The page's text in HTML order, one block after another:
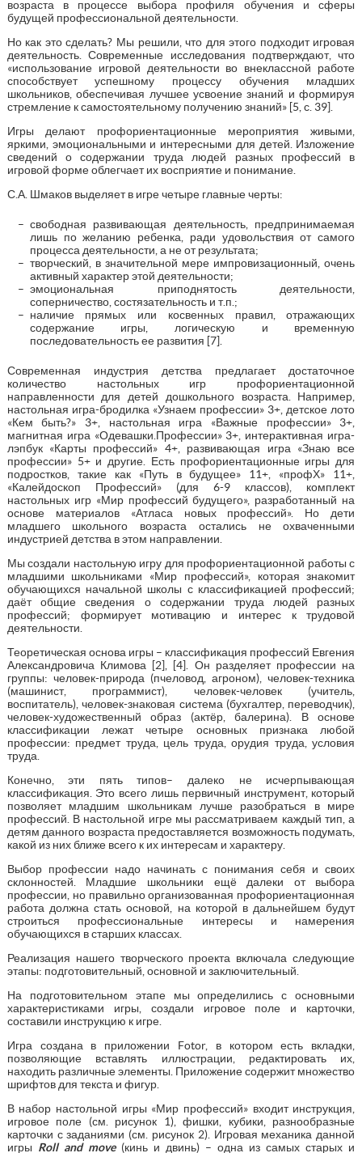
возраста в процессе выбора профиля обучения и сферы
будущей профессиональной деятельности.
Но как это сделать? Мы решили, что для этого подходит игровая
деятельность. Современные исследования подтверждают, что
«использование игровой деятельности во внеклассной работе
способствует успешному процессу обучения младших
школьников, обеспечивая лучшее усвоение знаний и формируя
стремление к самостоятельному получению знаний» [5, с. 39].
Игры делают профориентационные мероприятия живыми,
яркими, эмоциональными и интересными для детей. Изложение
сведений о содержании труда людей разных профессий в
игровой форме облегчает их восприятие и понимание.
С.А. Шмаков выделяет в игре четыре главные черты:
свободная развивающая деятельность, предпринимаемая
лишь по желанию ребенка, ради удовольствия от самого
процесса деятельности, а не от результата;
творческий, в значительной мере импровизационный, очень
активный характер этой деятельности;
эмоциональная приподнятость деятельности,
соперничество, состязательность и т.п.;
наличие прямых или косвенных правил, отражающих
содержание игры, логическую и временную
последовательность ее развития [7].
Современная индустрия детства предлагает достаточное
количество настольных игр профориентационной
направленности для детей дошкольного возраста. Например,
настольная игра-бродилка «Узнаем профессии» 3+, детское лото
«Кем быть?» 3+, настольная игра «Важные профессии» 3+,
магнитная игра «Одевашки.Профессии» 3+, интерактивная игра-
лэпбук «Карты профессий» 4+, развивающая игра «Знаю все
профессии» 5+ и другие. Есть профориентационные игры для
подростков, такие как «Путь в будущее» 11+, «профХ» 11+,
«Калейдоскоп Профессий» (для 6-9 классов), комплект
настольных игр «Мир профессий будущего», разработанный на
основе материалов «Атласа новых профессий». Но дети
младшего школьного возраста остались не охваченными
индустрией детства в этом направлении.
Мы создали настольную игру для профориентационной работы с
младшими школьниками «Мир профессий», которая знакомит
обучающихся начальной школы с классификацией профессий;
даёт общие сведения о содержании труда людей разных
профессий; формирует мотивацию и интерес к трудовой
деятельности.
Теоретическая основа игры – классификация профессий Евгения
Александровича Климова [2], [4]. Он разделяет профессии на
группы: человек-природа (пчеловод, агроном), человек-техника
(машинист, программист), человек-человек (учитель,
воспитатель), человек-знаковая система (бухгалтер, переводчик),
человек-художественный образ (актёр, балерина). В основе
классификации лежат четыре основных признака любой
профессии: предмет труда, цель труда, орудия труда, условия
труда.
Конечно, эти пять типов– далеко не исчерпывающая
классификация. Это всего лишь первичный инструмент, который
позволяет младшим школьникам лучше разобраться в мире
профессий. В настольной игре мы рассматриваем каждый тип, а
детям данного возраста предоставляется возможность подумать,
какой из них ближе всего к их интересам и характеру.
Выбор профессии надо начинать с понимания себя и своих
склонностей. Младшие школьники ещё далеки от выбора
профессии, но правильно организованная профориентационная
работа должна стать основой, на которой в дальнейшем будут
строиться профессиональные интересы и намерения
обучающихся в старших классах.
Реализация нашего творческого проекта включала следующие
этапы: подготовительный, основной и заключительный.
На подготовительном этапе мы определились с основными
характеристиками игры, создали игровое поле и карточки,
составили инструкцию к игре.
Игра создана в приложении Fotor, в котором есть вкладки,
позволяющие вставлять иллюстрации, редактировать их,
находить различные элементы. Приложение содержит множество
шрифтов для текста и фигур.
В набор настольной игры «Мир профессий» входит инструкция,
игровое поле (см. рисунок 1), фишки, кубики, разнообразные
карточки с заданиями (см. рисунок 2). Игровая механика данной
игры Roll and move (кинь и двинь) – одна из самых старых и